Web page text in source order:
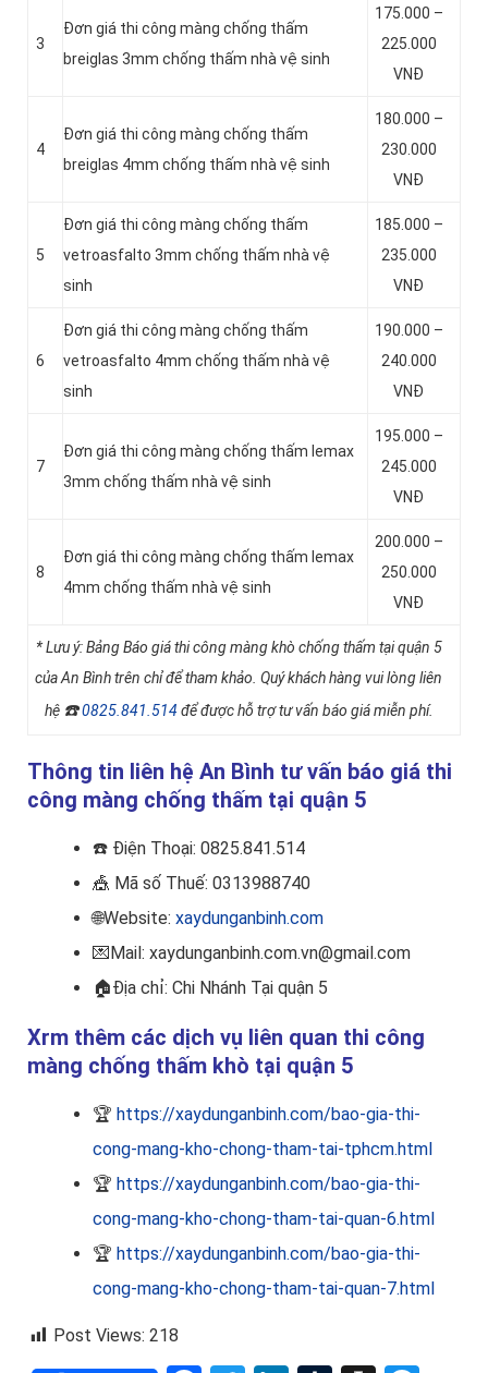
3
Đơn giá thi công màng chống thấm
breiglas 3mm chống thấm nhà vệ sinh
175.000 –
225.000
VNĐ
4
Đơn giá thi công màng chống thấm
breiglas 4mm chống thấm nhà vệ sinh
180.000 –
230.000
VNĐ
5
Đơn giá thi công màng chống thấm
vetroasfalto 3mm chống thấm nhà vệ
sinh
185.000 –
235.000
VNĐ
6
Đơn giá thi công màng chống thấm
vetroasfalto 4mm chống thấm nhà vệ
sinh
190.000 –
240.000
VNĐ
7
Đơn giá thi công màng chống thấm lemax
3mm chống thấm nhà vệ sinh
195.000 –
245.000
VNĐ
8
Đơn giá thi công màng chống thấm lemax
4mm chống thấm nhà vệ sinh
200.000 –
250.000
VNĐ
* Lưu ý: Bảng Báo giá thi công màng khò chống thấm tại quận 5
của An Bình trên chỉ để tham khảo. Quý khách hàng vui lòng liên
hệ ☎️ 0825.841.514để được hỗ trợ tư vấn báo giá miễn phí.
Thông tin liên hệ An Bình tư vấn báo giá thi
công màng chống thấm tại quận 5
☎️ Điện Thoại: 0825.841.514
🎪 Mã số Thuế: 0313988740
🌐Website: xaydunganbinh.com
💌Mail: xaydunganbinh.com.vn@gmail.com
🏠Địa chỉ: Chi Nhánh Tại quận 5
Xrm thêm các dịch vụ liên quan thi công
màng chống thấm khò tại quận 5
🏆 https://xaydunganbinh.com/bao-gia-thi-
cong-mang-kho-chong-tham-tai-tphcm.html
🏆 https://xaydunganbinh.com/bao-gia-thi-
cong-mang-kho-chong-tham-tai-quan-6.html
🏆 https://xaydunganbinh.com/bao-gia-thi-
cong-mang-kho-chong-tham-tai-quan-7.html
Post Views: 218